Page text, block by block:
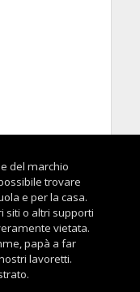
del marchio
trovare
e per la casa.
siti o altri supporti
vietata.
papà a far
lavoretti.